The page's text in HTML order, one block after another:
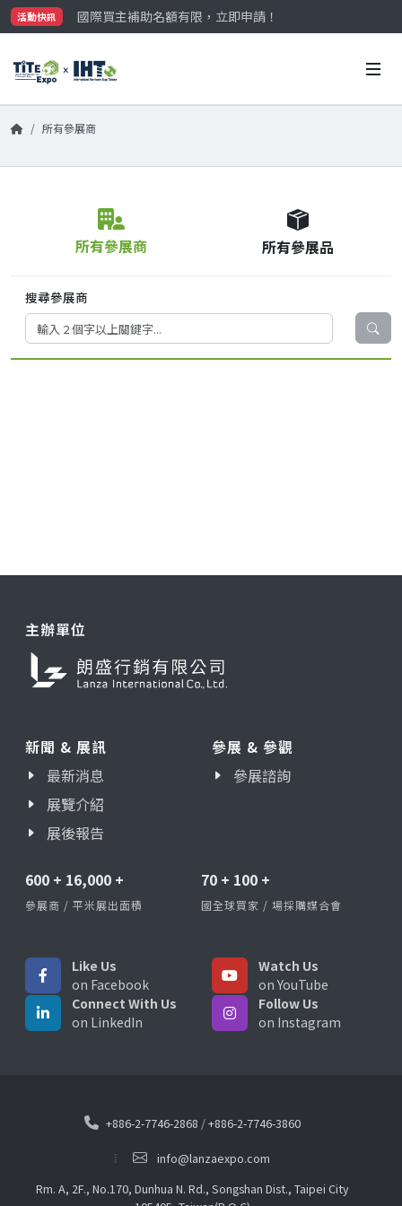
活動快訊
國際買主補助名額有限，立即申請！
參觀門票開放申請中‼️
國際買主補助名額有限，立即申請！
所有參展商
所有參展商 所有參展品
搜尋參展商
主辦單位
新聞 & 展訊
最新消息
展覽介紹
展後報告
參展 & 參觀
參展諮詢
600 + 16,000 +
參展商 / 平米展出面積
70 + 100 +
國全球買家 / 場採購媒合會
Like Us
on Facebook
Watch Us
on YouTube
Connect With Us
on LinkedIn
Follow Us
on Instagram
+886-2-7746-2868 /+886-2-7746-3860
info@lanzaexpo.com
Rm. A, 2F., No.170, Dunhua N. Rd., Songshan Dist., Taipei City